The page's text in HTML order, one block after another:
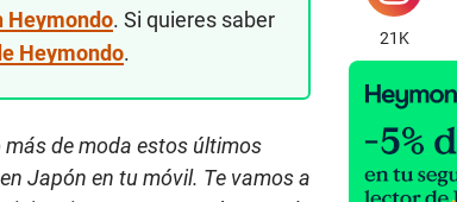
Heymondo. Si quieres saber
Heymondo.
más de moda estos últimos
Japón en tu móvil. Te vamos a
21K